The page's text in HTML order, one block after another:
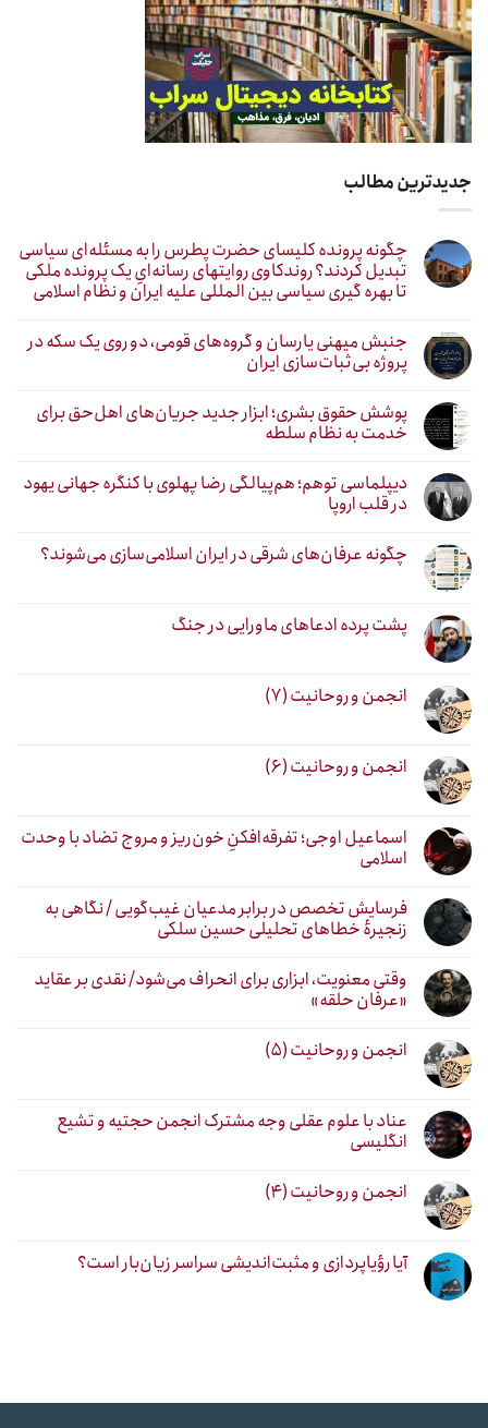
جدیدترین مطالب
چگونه پرونده کلیسای حضرت پطرس را به مسئله‌ای سیاسی
تبدیل کردند؟ روندکاوی روایتهای رسانه‌ایِ یک پرونده ملکی
تا بهره گیری سیاسی بین المللی علیه ایران و نظام اسلامی
جنبش میهنی یارسان و گروه‌های قومی، دو روی یک سکه در
پروژه بی‌ثبات‌سازی ایران
پوشش حقوق بشری؛ ابزار جدید جریان‌های اهل‌حق برای
خدمت به نظام سلطه
دیپلماسی توهم؛ هم‌پیالگی رضا پهلوی با کنگره جهانی یهود
در قلب اروپا
چگونه عرفان‌های شرقی در ایران اسلامی‌سازی می‌شوند؟
پشت پرده ادعاهای ماورایی در جنگ
انجمن و روحانیت (۷)
انجمن و روحانیت (۶)
اسماعیل اوجی؛ تفرقه‌افکنِ خون‌ریز و مروج تضاد با وحدت
اسلامی
فرسایش تخصص در برابر مدعیان غیب‌گویی / نگاهی به
زنجیرهٔ خطاهای تحلیلی حسین سلکی
وقتی معنویت، ابزاری برای انحراف می‌شود/ نقدی بر عقاید
«عرفان حلقه»
انجمن و روحانیت (۵)
عناد با علوم عقلی وجه مشترک انجمن حجتیه و تشیع
انگلیسی
انجمن و روحانیت (۴)
آیا رؤیاپردازی و مثبت‌اندیشی سراسر زیان‌بار است؟